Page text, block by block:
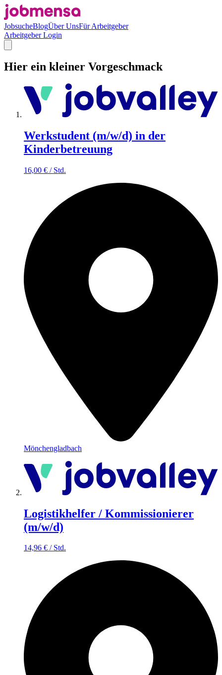
JobsucheBlogÜber UnsFür Arbeitgeber
Arbeitgeber Login
Hier ein kleiner Vorgeschmack
Werkstudent (m/w/d) in der
Kinderbetreuung
16,00 € / Std.
Mönchengladbach
Logistikhelfer / Kommissionierer
(m/w/d)
14,96 € / Std.